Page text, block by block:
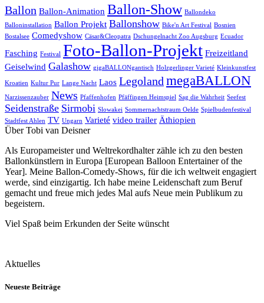
Ballon Ballon-Animation Ballon-Show Ballondeko
Balloninstallation Ballon Projekt Ballonshow Bike'n Art Festival Bosnien
Bostalsee Comedyshow Cäsar&Cleopatra Dschungelnacht Zoo Augsburg Ecuador
Fasching Festival Foto-Ballon-Projekt Freizeitland
Geiselwind Galashow gigaBALLONgantisch Holzgerlinger Varieté Kleinkunstfest
Kroatien Kultur Pur Lange Nacht Laos Legoland megaBALLON
Narzissenzauber News Pfaffenhofen Pfäffingen Heimspiel Sag die Wahrheit Seefest
Seidenstraße Sirmobi Slowakei Sommernachtstraum Oelde Spielbudenfestival
Stadtfest Ahlen TV Ungarn Varieté video trailer Äthiopien
Über Tobi van Deisner
Als Europameister und Weltrekordhalter zähle ich zu den besten
Ballonkünstlern in Europa [European Balloon Entertainer of the
Year]. Meine Ballon-Comedy-Shows, für die ich weltweit engagiert
werde, sind einzigartig. Ich habe meine Leidenschaft zum Beruf
gemacht und freue mich jedes Mal aufs Neue mein Publikum zu
begeistern.
Viel Spaß beim Erkunden der Seite wünscht
Aktuelles
Neueste Beiträge